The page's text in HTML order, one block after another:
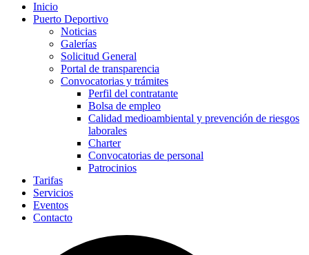
Inicio
Puerto Deportivo
Noticias
Galerías
Solicitud General
Portal de transparencia
Convocatorias y trámites
Perfil del contratante
Bolsa de empleo
Calidad medioambiental y prevención de riesgos
laborales
Charter
Convocatorias de personal
Patrocinios
Tarifas
Servicios
Eventos
Contacto